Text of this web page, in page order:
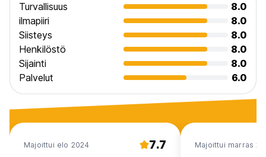
Turvallisuus
8.0
ilmapiiri
8.0
Siisteys
8.0
Henkilöstö
8.0
Sijainti
8.0
Palvelut
6.0
Majoittui elo 2024 7.7 Majoittui marras